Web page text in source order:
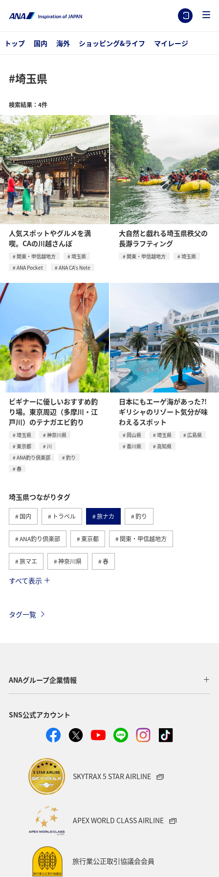
トップ 国内 海外 ショッピング&ライフ マイレージ
#埼玉県
検索結果：4件
人気スポットやグルメを満
喫。CAの川越さんぽ
関東・甲信越地方
埼玉県
ANA Pocket
ANA CA's Note
大自然と戯れる埼玉県秩父の
長瀞ラフティング
関東・甲信越地方 埼玉県
ビギナーに優しいおすすめ釣
り場。東京周辺（多摩川・江
戸川）のテナガエビ釣り
埼玉県
神奈川県
東京都
川
ANA釣り倶楽部
釣り
春
日本にもエーゲ海があった?!
ギリシャのリゾート気分が味
わえるスポット
岡山県 埼玉県
広島県
香川県
高知県
埼玉県つながりタグ
国内 トラベル 旅ナカ 釣り
ANA釣り倶楽部 東京都 関東・甲信越地方
旅マエ 神奈川県 春
川 ANA Pocket
すべて表示
タグ一覧
ANAグループ企業情報
SNS公式アカウント
SKYTRAX 5 STAR AIRLINE
APEX WORLD CLASS AIRLINE
旅行業公正取引協議会会員